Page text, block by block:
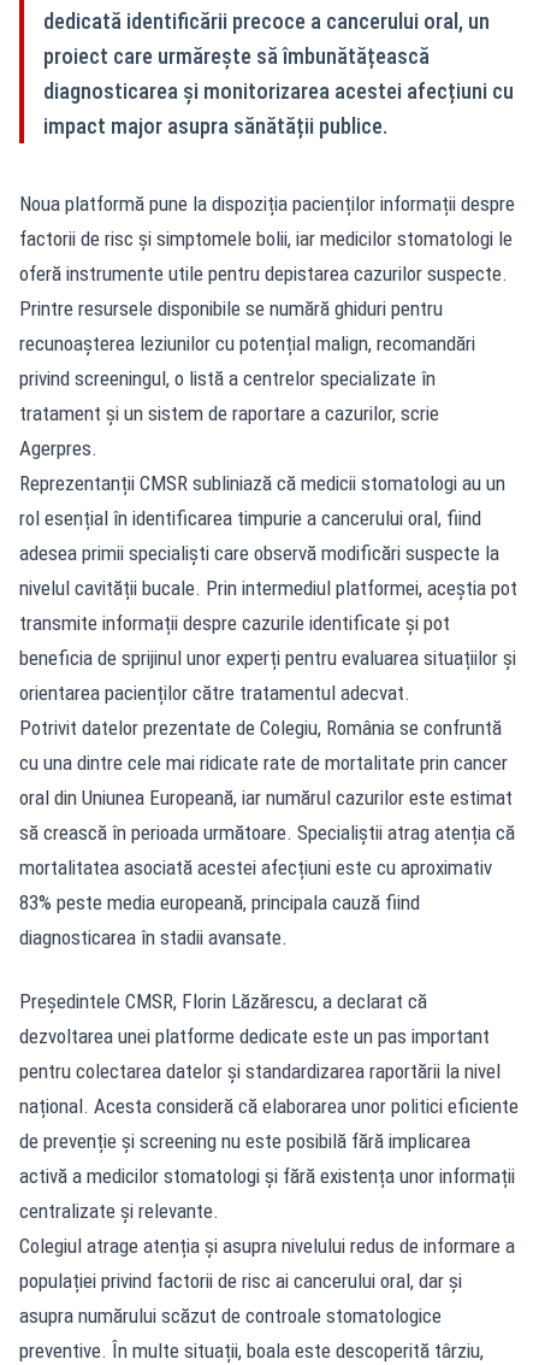
dedicată identificării precoce a cancerului oral, un
proiect care urmărește să îmbunătățească
diagnosticarea și monitorizarea acestei afecțiuni cu
impact major asupra sănătății publice.
Noua platformă pune la dispoziția pacienților informații despre
factorii de risc și simptomele bolii, iar medicilor stomatologi le
oferă instrumente utile pentru depistarea cazurilor suspecte.
Printre resursele disponibile se numără ghiduri pentru
recunoașterea leziunilor cu potențial malign, recomandări
privind screeningul, o listă a centrelor specializate în
tratament și un sistem de raportare a cazurilor, scrie
Agerpres.
Reprezentanții CMSR subliniază că medicii stomatologi au un
rol esențial în identificarea timpurie a cancerului oral, fiind
adesea primii specialiști care observă modificări suspecte la
nivelul cavității bucale. Prin intermediul platformei, aceștia pot
transmite informații despre cazurile identificate și pot
beneficia de sprijinul unor experți pentru evaluarea situațiilor și
orientarea pacienților către tratamentul adecvat.
Potrivit datelor prezentate de Colegiu, România se confruntă
cu una dintre cele mai ridicate rate de mortalitate prin cancer
oral din Uniunea Europeană, iar numărul cazurilor este estimat
să crească în perioada următoare. Specialiștii atrag atenția că
mortalitatea asociată acestei afecțiuni este cu aproximativ
83% peste media europeană, principala cauză fiind
diagnosticarea în stadii avansate.
Președintele CMSR, Florin Lăzărescu, a declarat că
dezvoltarea unei platforme dedicate este un pas important
pentru colectarea datelor și standardizarea raportării la nivel
național. Acesta consideră că elaborarea unor politici eficiente
de prevenție și screening nu este posibilă fără implicarea
activă a medicilor stomatologi și fără existența unor informații
centralizate și relevante.
Colegiul atrage atenția și asupra nivelului redus de informare a
populației privind factorii de risc ai cancerului oral, dar și
asupra numărului scăzut de controale stomatologice
preventive. În multe situații, boala este descoperită târziu,